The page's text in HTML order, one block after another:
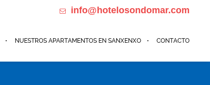
info@hotelosondomar.com
NUESTROS APARTAMENTOS EN SANXENXO CONTACTO